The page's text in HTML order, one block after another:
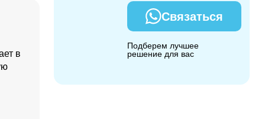
Связаться
Подберем лучшее
решение для вас
в